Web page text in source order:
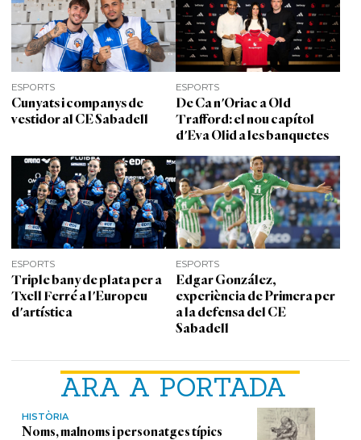
ARA A PORTADA
HISTÒRIA
Noms, malnoms i personatges típics
ESPORTS
Cunyats i companys de
vestidor al CE Sabadell
ESPORTS
De Ca n'Oriac a Old
Trafford: el nou capítol
d'Eva Olid a les banquetes
ESPORTS
Triple bany de plata per a
Txell Ferré a l'Europeu
d'artística
ESPORTS
Edgar González,
experiència de Primera per
a la defensa del CE
Sabadell